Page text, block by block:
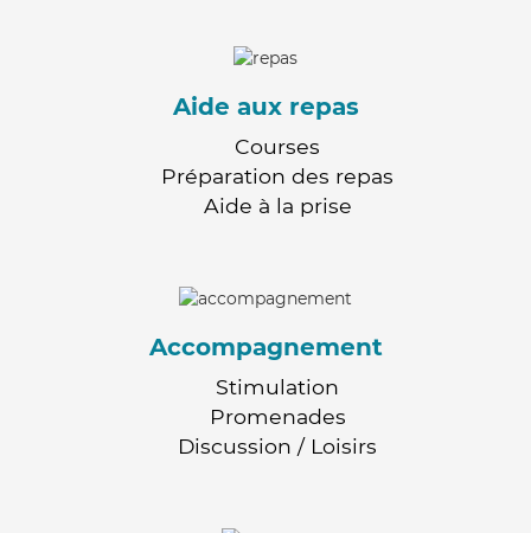
Aide aux repas
Courses
Préparation des repas
Aide à la prise
Accompagnement
Stimulation
Promenades
Discussion / Loisirs